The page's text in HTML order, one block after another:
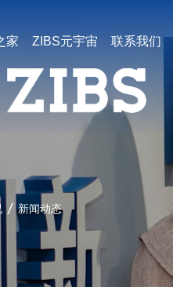
家 ZIBS元宇宙 联系我们
新闻动态